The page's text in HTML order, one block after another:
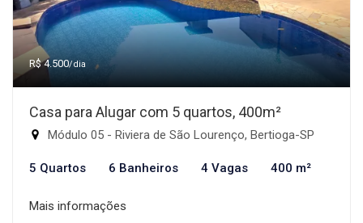
R$ 4.500/dia
Casa para Alugar com 5 quartos, 400m²
Módulo 05 - Riviera de São Lourenço, Bertioga-SP
5 Quartos 6 Banheiros 4 Vagas 400 m²
Mais informações